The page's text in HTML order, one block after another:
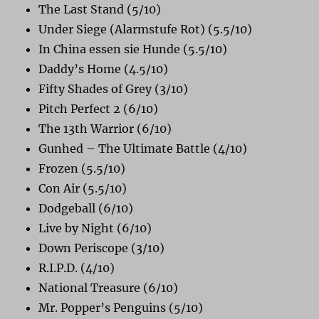
The Last Stand (5/10)
Under Siege (Alarmstufe Rot) (5.5/10)
In China essen sie Hunde (5.5/10)
Daddy’s Home (4.5/10)
Fifty Shades of Grey (3/10)
Pitch Perfect 2 (6/10)
The 13th Warrior (6/10)
Gunhed – The Ultimate Battle (4/10)
Frozen (5.5/10)
Con Air (5.5/10)
Dodgeball (6/10)
Live by Night (6/10)
Down Periscope (3/10)
R.I.P.D. (4/10)
National Treasure (6/10)
Mr. Popper’s Penguins (5/10)